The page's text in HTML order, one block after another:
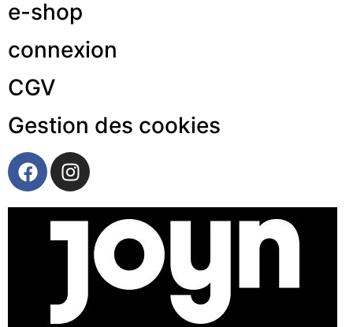
e-shop
connexion
CGV
Gestion des cookies